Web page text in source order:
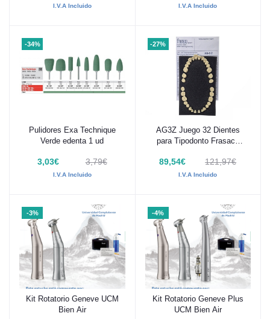
I.V.A Incluido I.V.A Incluido
-34%
Añadir al carrito
Pulidores Exa Technique
Verde edenta 1 ud
3,03€ 3,79€
I.V.A Incluido
-27%
Añadir al carrito
AG3Z Juego 32 Dientes
para Tipodonto Frasaco
89,54€ 121,97€
I.V.A Incluido
-3%
Añadir al carrito
Kit Rotatorio Geneve UCM
Bien Air
-4%
Añadir al carrito
Kit Rotatorio Geneve Plus
UCM Bien Air